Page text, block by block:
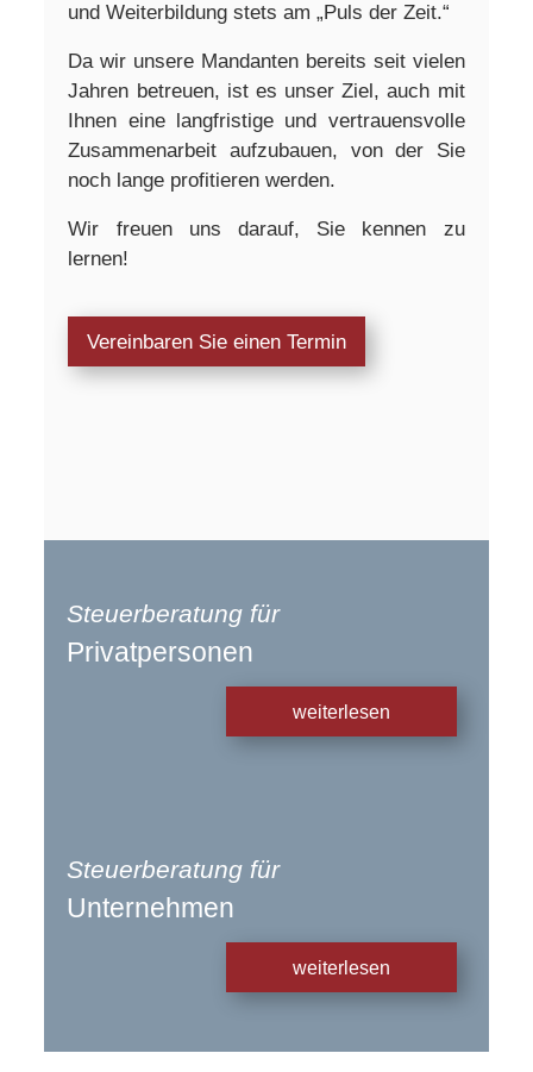
und Weiterbildung stets am „Puls der Zeit.“
Da wir unsere Mandanten bereits seit vielen
Jahren betreuen, ist es unser Ziel, auch mit
Ihnen eine langfristige und vertrauensvolle
Zusammenarbeit aufzubauen, von der Sie
noch lange profitieren werden.
Wir freuen uns darauf, Sie kennen zu
lernen!
Vereinbaren Sie einen Termin
Steuerberatung für
Privatpersonen
weiterlesen
Steuerberatung für
Unternehmen
weiterlesen